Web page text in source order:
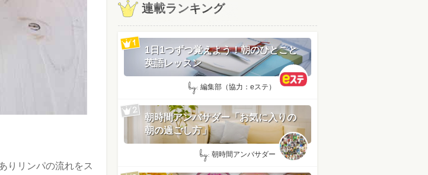
りリンパの流れをス
連載ランキング
1日1つずつ覚えよう！朝のひとこと
英語レッスン
by: 編集部（協力：eステ）
朝時間アンバサダー「お気に入りの
朝の過ごし方」
by: 朝時間アンバサダー